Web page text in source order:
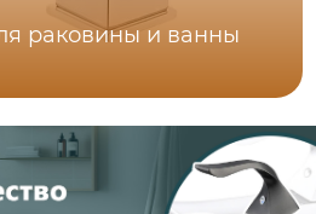
раковины и ванны